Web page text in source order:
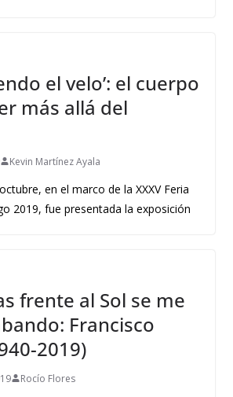
el velo’: el cuerpo
más allá del
Kevin Martínez Ayala
en el marco de la XXXV Feria
2019, fue presentada la exposición
frente al Sol se me
Francisco
2019)
Rocío Flores